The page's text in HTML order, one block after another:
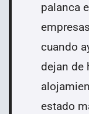
palanca
cuando
dejan de
estado